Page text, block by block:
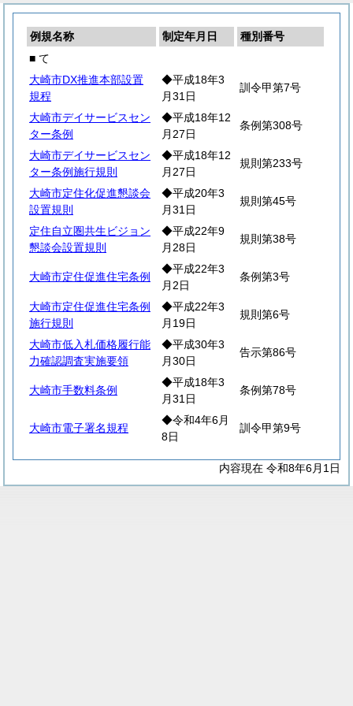
例規名称 制定年月日
種別番号
■ て
大崎市DX推進本部設置
規程
◆平成18年3
月31日
訓令甲第7号
大崎市デイサービスセン
ター条例
◆平成18年12
月27日
条例第308号
大崎市デイサービスセン
ター条例施行規則
◆平成18年12
月27日
規則第233号
大崎市定住化促進懇談会
設置規則
◆平成20年3
月31日
規則第45号
定住自立圏共生ビジョン
懇談会設置規則
◆平成22年9
月28日
規則第38号
大崎市定住促進住宅条例
◆平成22年3
月2日
条例第3号
大崎市定住促進住宅条例
施行規則
◆平成22年3
月19日
規則第6号
大崎市低入札価格履行能
力確認調査実施要領
◆平成30年3
月30日
告示第86号
大崎市手数料条例
◆平成18年3
月31日
条例第78号
大崎市電子署名規程
◆令和4年6月
8日
訓令甲第9号
内容現在 令和8年6月1日